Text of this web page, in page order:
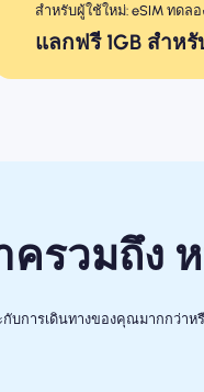
สำหรับผู้ใช้ใหม่: eSIM ทดล
แลกฟรี 1GB สำห
รวมถึง
กับการเดินทางของคุณมากกว่าห